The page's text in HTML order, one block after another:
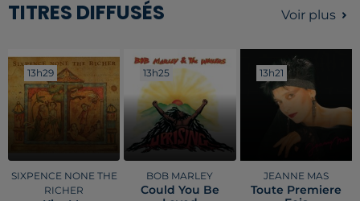
TITRES DIFFUSÉS Voir plus
13h29
13h29
SIXPENCE NONE THE
RICHER
13h25
13h25
BOB MARLEY
Could You Be
13h21
13h21
JEANNE MAS
Toute Premiere